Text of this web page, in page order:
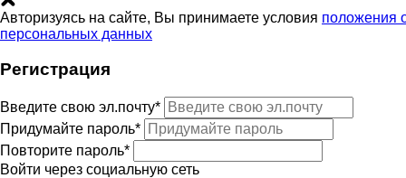
Авторизуясь на сайте, Вы принимаете условия положения
персональных данных
Регистрация
Введите свою эл.почту*
Придумайте пароль*
Повторите пароль*
Войти через социальную сеть